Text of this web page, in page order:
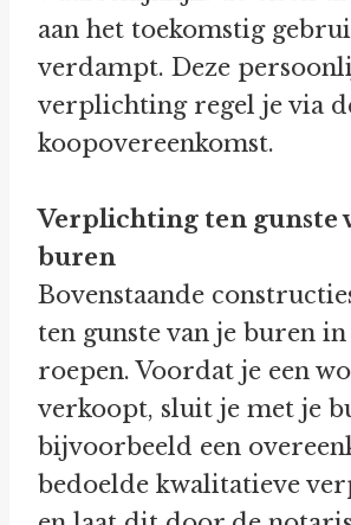
aan het toekomstig
verdampt. Deze
verplichting regel je via
koopovereenkomst.
Verplichting ten gunste
buren
Bovenstaande
ten gunste van je buren
roepen. Voordat je een
verkoopt, sluit je met je
bijvoorbeeld een
bedoelde kwalitatieve